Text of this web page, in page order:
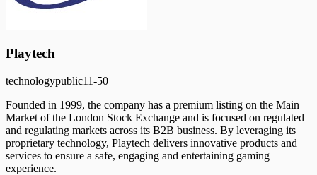
Playtech
technologypublic11-50
Founded in 1999, the company has a premium listing on the Main
Market of the London Stock Exchange and is focused on regulated
and regulating markets across its B2B business. By leveraging its
proprietary technology, Playtech delivers innovative products and
services to ensure a safe, engaging and entertaining gaming
experience.